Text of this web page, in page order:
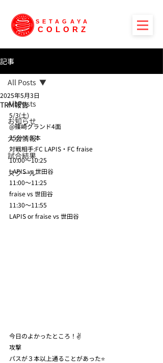
SETAGAYA
COLORZ
記事
All Posts
お知らせ
大会情報
試合結果
スクール
All Posts
TRM報告
2025年5月3日
5/3(土)
@篠崎グランド4面
25分×３本
対戦相手:FC LAPIS・FC fraise
10:00〜10:25
LAPIS vs 世田谷
11:00〜11:25
fraise vs 世田谷
11:30〜11:55
LAPIS or fraise vs 世田谷
今日のよかったところ！✌️
攻撃
パスが３本以上通ることがあった⭐️